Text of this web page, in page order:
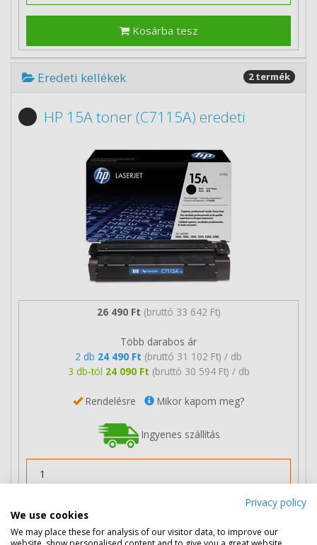
Kosárba tesz
Eredeti kellékek 2 termék
HP 15A toner (C7115A) eredeti
26 490 Ft (bruttó 33 642 Ft)
Több darabos ár
2 db 24 490 Ft (bruttó 31 102 Ft) / db
3 db-tól 24 090 Ft (bruttó 30 594 Ft) / db
Rendelésre Mikor kapom meg?
Ingyenes szállítás
Privacy policy
We use cookies
We may place these for analysis of our visitor data, to improve our
website, show personalised content and to give you a great website